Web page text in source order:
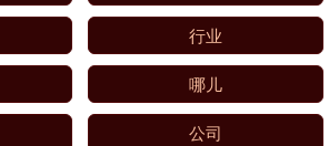
行业
哪儿
公司